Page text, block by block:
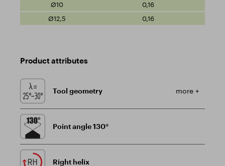
0,16
0,16
Product attributes
Tool geometry more +
Point angle 130°
Right helix